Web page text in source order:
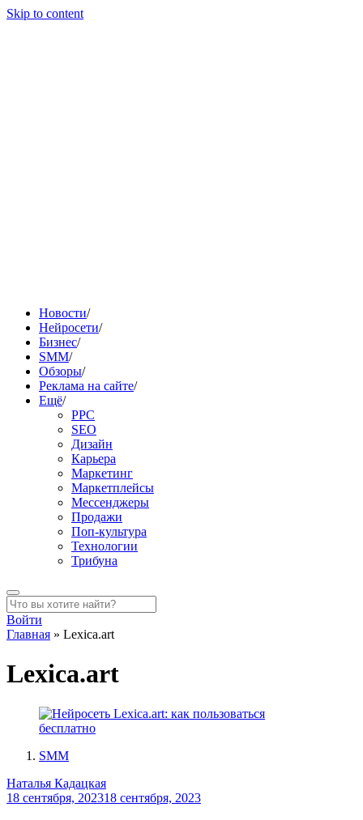
Skip to content
Новости/
Нейросети/
Бизнес/
SMM/
Обзоры/
Реклама на сайте/
Ещё/
PPC
SEO
Дизайн
Карьера
Маркетинг
Маркетплейсы
Мессенджеры
Продажи
Поп-культура
Технологии
Трибуна
Войти
Главная » Lexica.art
Lexica.art
SMM
Наталья Кадацкая
18 сентября, 202318 сентября, 2023